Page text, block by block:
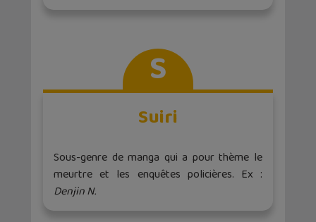
S
Suiri
Sous-genre de manga qui a pour thème le
meurtre et les enquêtes policières. Ex :
Denjin N.